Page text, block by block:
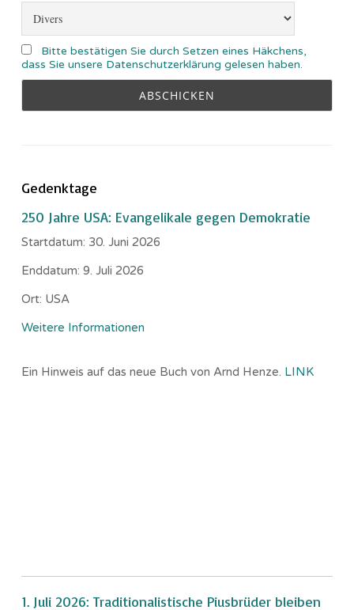
Bitte bestätigen Sie durch Setzen eines Häkchens,
dass Sie unsere Datenschutzerklärung gelesen haben.
Gedenktage
250 Jahre USA: Evangelikale gegen Demokratie
Startdatum: 30. Juni 2026
Enddatum: 9. Juli 2026
Ort: USA
Weitere Informationen
Ein Hinweis auf das neue Buch von Arnd Henze. LINK
1. Juli 2026: Traditionalistische Piusbrüder bleiben